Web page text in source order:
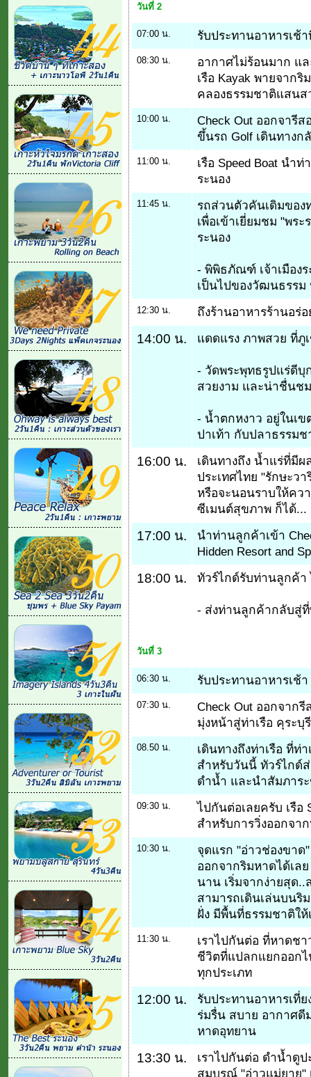
วันที่ 2
07:00 น. รับประทานอาหารเช้
08:30 น.
อากาศไม่ร้อนมาก แ
เรือ Kayak พายจาก
คลองธรรมชาติแสนส
10:00 น.
Check Out ออกจารี
ขึ้นรถ Golf เดินทางก
11:00 น.
เรือ Speed Boat นำ
ระนอง
11:45 น.
รถส่วนตัวคันเดิมของ
เพื่อเข้าเยี่ยมชม "พร
ระนอง
- พิพิธภัณฑ์ เจ้าเมือง
เป็นไปของวัฒนธรรม
12:30 น. ถึงร้านอาหารร้านอร่
14:00 น. แดดแรง ภาพสวย ที่ภู
- วัดพระพุทธรูปแร่ดี
สวยงาม และน่าชื่นชม
- น้ำตกหงาว อยู่ในเ
ปาเท้า กับปลาธรรม
16:00 น.
เดินทางถึง น้ำแร่ที่มี
ประเทศไทย "รักษะว
หรือจะนอนราบให้คว
ซีเมนต์สุขภาพ ก็ได้...
17:00 น.
นำท่านลูกค้าเข้า
Hidden Resort and
18:00 น. ทัวร์ไกด์รับท่านลูกค้า
- ส่งท่านลูกค้ากลับสู่ที่
วันที่ 3
06:30 น. รับประทานอาหารเช้า
07:30 น.
Check Out ออกจาก
มุ่งหน้าสู่ท่าเรือ คุระบุรี
08.50 น.
เดินทางถึงท่าเรือ ที่ท่
สำหรับวันนี้ ทัวร์ไกด์
ดำน้ำ และนำสัมภาร
09:30 น.
ไปกันต่อเลยครับ เรือ
สำหรับการวิ่งออกจา
10:30 น.
จุดแรก "อ่าวช่องขา
ออกจากริมหาดได้เล
นาน เริ่มจากง่ายสุด
สามารถเดินเล่นบนริ
ฝั่ง มีพื้นที่ธรรมชาติให้
11:30 น.
เราไปกันต่อ ที่หาดชา
ชีวิตที่แปลกแยกออก
ทุกประเภท
12:00 น.
รับประทานอาหารเที่
ร่มรื่น สบาย อากาศดี
หาดอุทยาน
13:30 น.
เราไปกันต่อ ดำน้ำดู
สมบูรณ์ "อ่าวแม่ยาย